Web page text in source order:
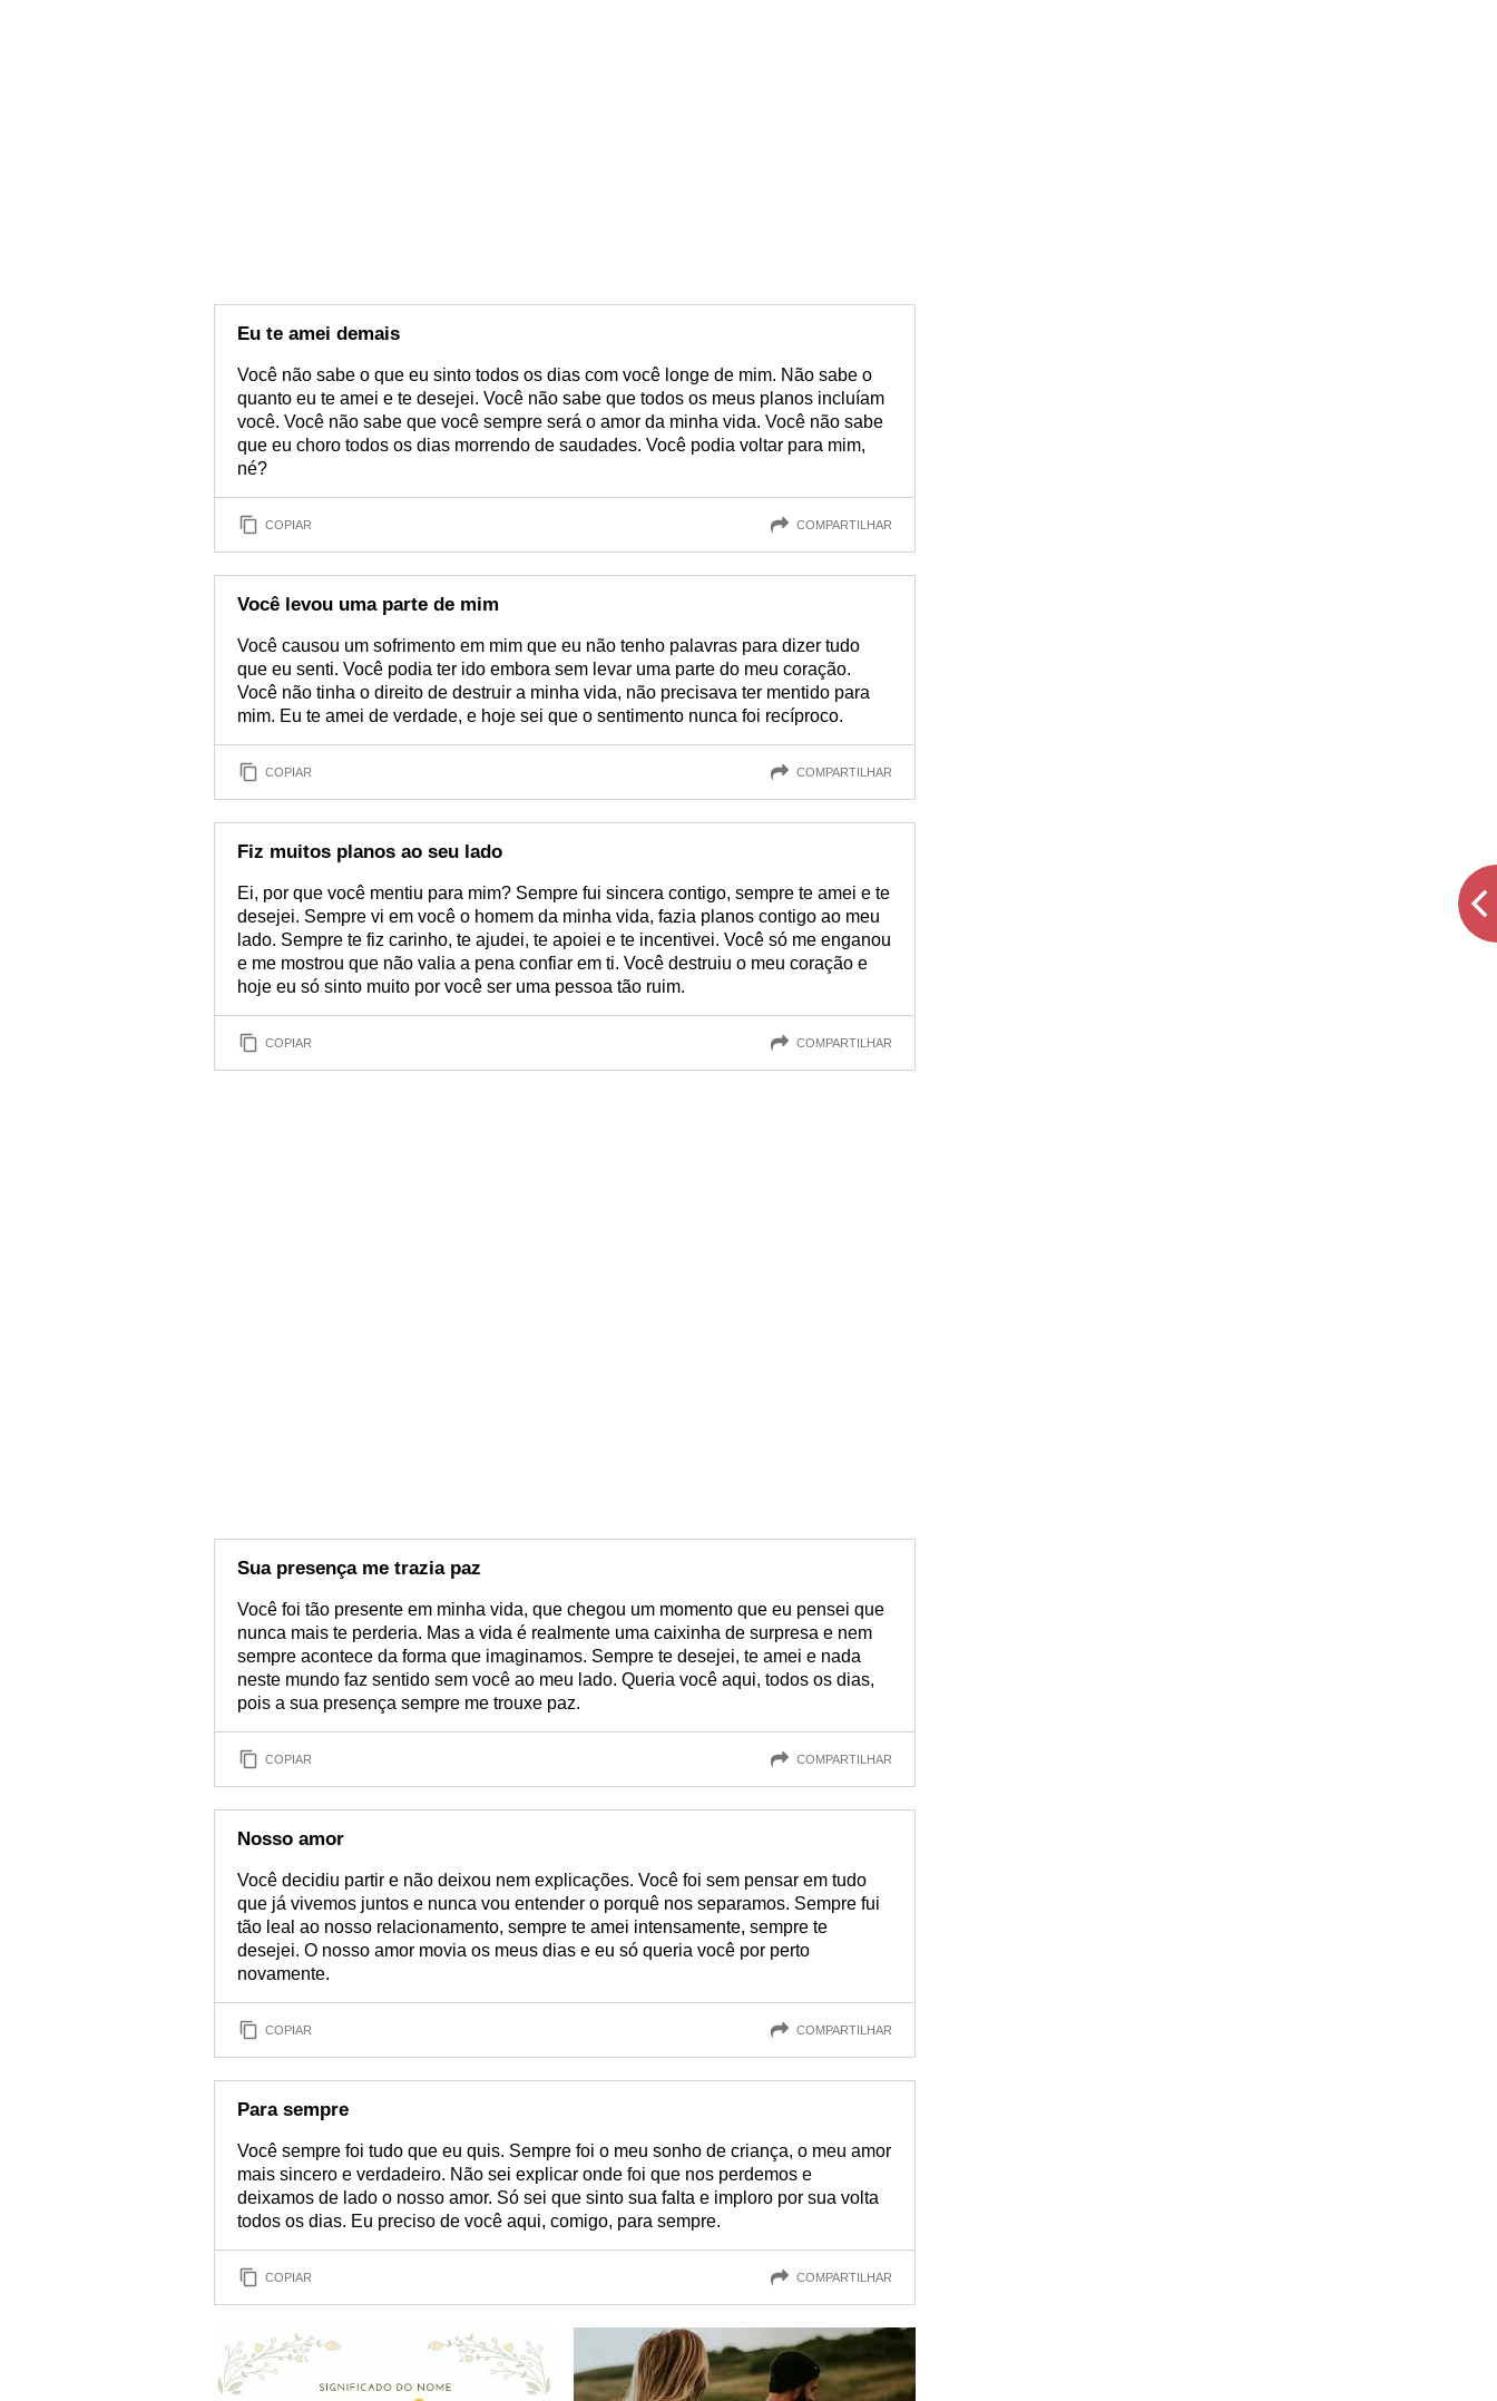
Eu te amei demais
Você não sabe o que eu sinto todos os dias com você longe de mim. Não sabe o
quanto eu te amei e te desejei. Você não sabe que todos os meus planos incluíam
você. Você não sabe que você sempre será o amor da minha vida. Você não sabe
que eu choro todos os dias morrendo de saudades. Você podia voltar para mim,
né?
COPIAR COMPARTILHAR
Você levou uma parte de mim
Você causou um sofrimento em mim que eu não tenho palavras para dizer tudo
que eu senti. Você podia ter ido embora sem levar uma parte do meu coração.
Você não tinha o direito de destruir a minha vida, não precisava ter mentido para
mim. Eu te amei de verdade, e hoje sei que o sentimento nunca foi recíproco.
COPIAR COMPARTILHAR
Fiz muitos planos ao seu lado
Ei, por que você mentiu para mim? Sempre fui sincera contigo, sempre te amei e te
desejei. Sempre vi em você o homem da minha vida, fazia planos contigo ao meu
lado. Sempre te fiz carinho, te ajudei, te apoiei e te incentivei. Você só me enganou
e me mostrou que não valia a pena confiar em ti. Você destruiu o meu coração e
hoje eu só sinto muito por você ser uma pessoa tão ruim.
COPIAR COMPARTILHAR
Sua presença me trazia paz
Você foi tão presente em minha vida, que chegou um momento que eu pensei que
nunca mais te perderia. Mas a vida é realmente uma caixinha de surpresa e nem
sempre acontece da forma que imaginamos. Sempre te desejei, te amei e nada
neste mundo faz sentido sem você ao meu lado. Queria você aqui, todos os dias,
pois a sua presença sempre me trouxe paz.
COPIAR COMPARTILHAR
Nosso amor
Você decidiu partir e não deixou nem explicações. Você foi sem pensar em tudo
que já vivemos juntos e nunca vou entender o porquê nos separamos. Sempre fui
tão leal ao nosso relacionamento, sempre te amei intensamente, sempre te
desejei. O nosso amor movia os meus dias e eu só queria você por perto
novamente.
COPIAR COMPARTILHAR
Para sempre
Você sempre foi tudo que eu quis. Sempre foi o meu sonho de criança, o meu amor
mais sincero e verdadeiro. Não sei explicar onde foi que nos perdemos e
deixamos de lado o nosso amor. Só sei que sinto sua falta e imploro por sua volta
todos os dias. Eu preciso de você aqui, comigo, para sempre.
COPIAR COMPARTILHAR